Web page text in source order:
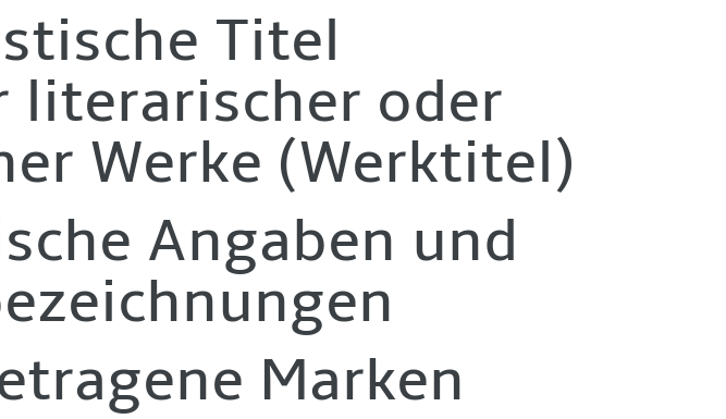
Titel
literarischer oder
Werke (Werktitel)
Angaben und
Marken